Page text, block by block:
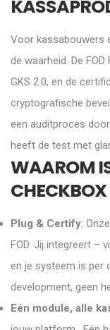
Voor kassabouwers
de waarheid. De
GKS 2.0, en de
cryptografische
een auditproces
heeft de test met
WAAROM
CHECKBOX
Plug & Certify:
FOD. Jij integreert –
en je systeem is per
development, geen
Eén module, alle